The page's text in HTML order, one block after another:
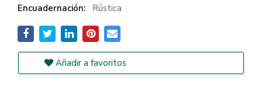
Encuadernación:
Rústica
Añadir a favoritos